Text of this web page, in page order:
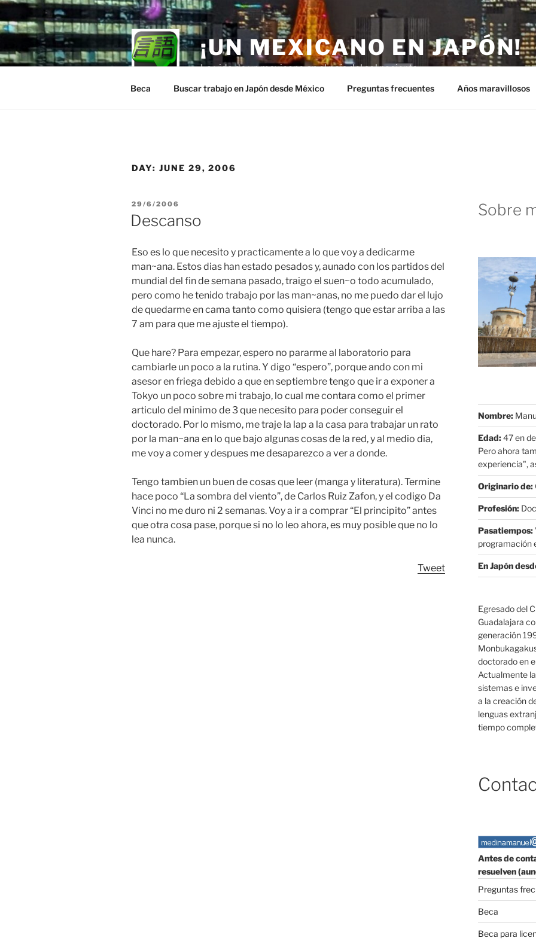
Skip
to
content
¡UN MEXICANO EN JAPÓN!
La vida de un mexicano en el país del sol naciente.
Beca Buscar trabajo en Japón desde México Preguntas frecuentes Años maravillosos
DAY: JUNE 29, 2006
POSTED
ON
29/6/2006
Descanso
Eso es lo que necesito y practicamente a lo que voy a dedicarme
man~ana. Estos dias han estado pesados y, aunado con los partidos del
mundial del fin de semana pasado, traigo el suen~o todo acumulado,
pero como he tenido trabajo por las man~anas, no me puedo dar el lujo
de quedarme en cama tanto como quisiera (tengo que estar arriba a las
7 am para que me ajuste el tiempo).
Que hare? Para empezar, espero no pararme al laboratorio para
cambiarle un poco a la rutina. Y digo “espero”, porque ando con mi
asesor en friega debido a que en septiembre tengo que ir a exponer a
Tokyo un poco sobre mi trabajo, lo cual me contara como el primer
articulo del minimo de 3 que necesito para poder conseguir el
doctorado. Por lo mismo, me traje la lap a la casa para trabajar un rato
por la man~ana en lo que bajo algunas cosas de la red, y al medio dia,
me voy a comer y despues me desaparezco a ver a donde.
Tengo tambien un buen de cosas que leer (manga y literatura). Termine
hace poco “La sombra del viento”, de Carlos Ruiz Zafon, y el codigo Da
Vinci no me duro ni 2 semanas. Voy a ir a comprar “El principito” antes
que otra cosa pase, porque si no lo leo ahora, es muy posible que no lo
lea nunca.
Tweet
Sobre
Nombre:
Edad:47 en
Pero ahora
experiencia",
Originario de:
Profesión:
Pasatiempos:
programación
En Japón
Egresado del
Guadalajara
generación
doctorado en
Actualmente
sistemas e
a la creación
lenguas
tiempo
Antes de
resuelven
Preguntas
Beca
Beca para